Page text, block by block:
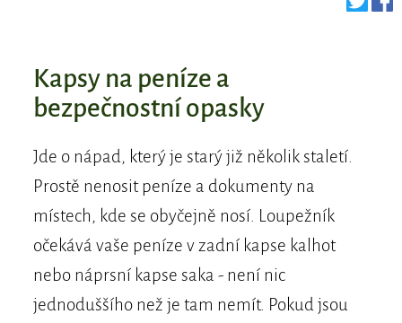
Kapsy na peníze a
bezpečnostní opasky
Jde o nápad, který je starý již několik staletí.
Prostě nenosit peníze a dokumenty na
místech, kde se obyčejně nosí. Loupežník
očekává vaše peníze v zadní kapse kalhot
nebo náprsní kapse saka - není nic
jednoduššího než je tam nemít. Pokud jsou